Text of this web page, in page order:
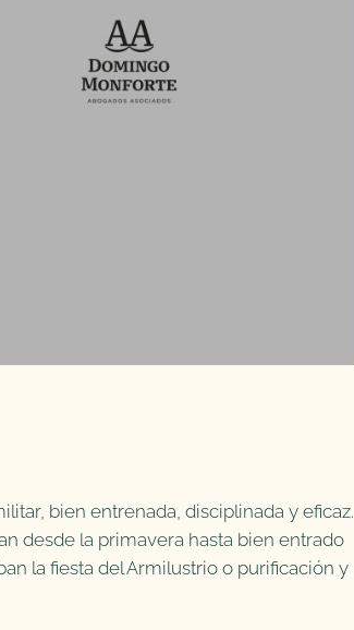
bien entrenada, disciplinada y eficaz.
desde la primavera hasta bien entrado
la fiesta del Armilustrio o purificación y